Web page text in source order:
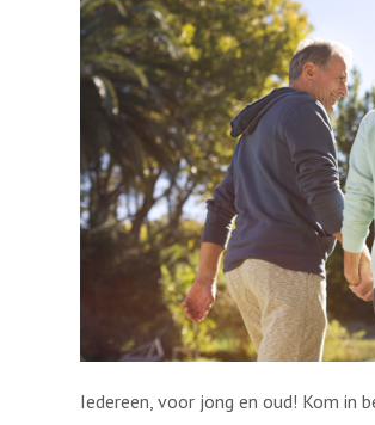
Iedereen, voor jong en oud! Kom in